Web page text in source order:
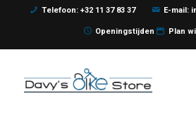
Telefoon: +32 11 37 83 37 E-mail:
Openingstijden Plan